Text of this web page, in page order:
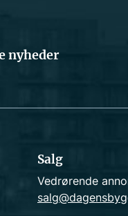
nyheder
Salg
Vedrørende